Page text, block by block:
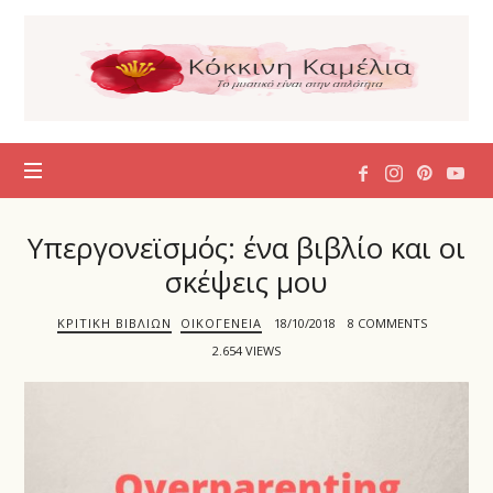
Κόκκινη
Καμέλια
Υπεργονεϊσμός: ένα βιβλίο και οι
σκέψεις μου
ΚΡΙΤΙΚΉ ΒΙΒΛΊΩΝ ΟΙΚΟΓΈΝΕΙΑ 18/10/2018
8 COMMENTS
2.654 VIEWS